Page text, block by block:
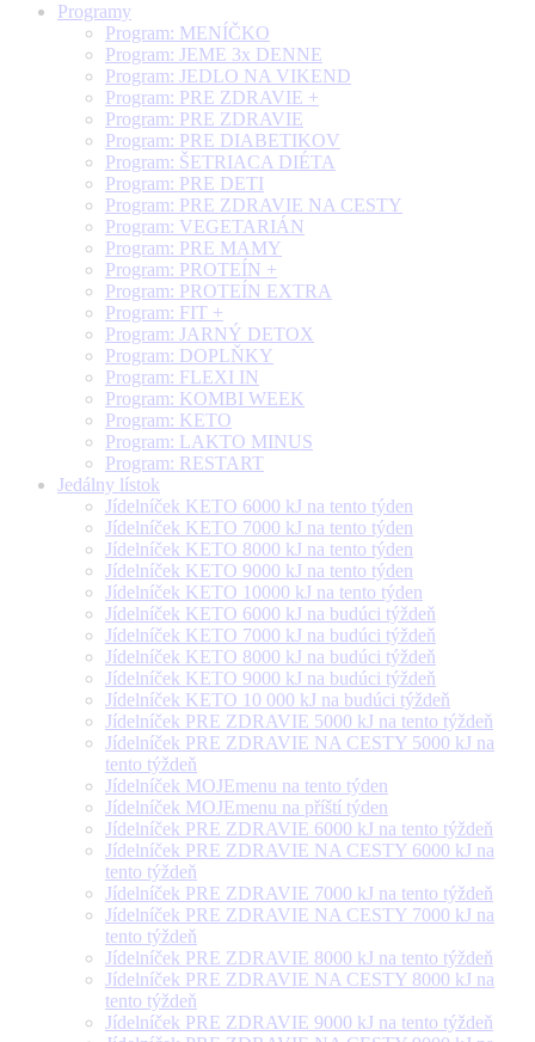
Programy
Program: MENÍČKO
Program: JEME 3x DENNE
Program: JEDLO NA VIKEND
Program: PRE ZDRAVIE +
Program: PRE ZDRAVIE
Program: PRE DIABETIKOV
Program: ŠETRIACA DIÉTA
Program: PRE DETI
Program: PRE ZDRAVIE NA CESTY
Program: VEGETARIÁN
Program: PRE MAMY
Program: PROTEÍN +
Program: PROTEÍN EXTRA
Program: FIT +
Program: JARNÝ DETOX
Program: DOPLŇKY
Program: FLEXI IN
Program: KOMBI WEEK
Program: KETO
Program: LAKTO MINUS
Program: RESTART
Jedálny lístok
Jídelníček KETO 6000 kJ na tento týden
Jídelníček KETO 7000 kJ na tento týden
Jídelníček KETO 8000 kJ na tento týden
Jídelníček KETO 9000 kJ na tento týden
Jídelníček KETO 10000 kJ na tento týden
Jídelníček KETO 6000 kJ na budúci týždeň
Jídelníček KETO 7000 kJ na budúci týždeň
Jídelníček KETO 8000 kJ na budúci týždeň
Jídelníček KETO 9000 kJ na budúci týždeň
Jídelníček KETO 10 000 kJ na budúci týždeň
Jídelníček PRE ZDRAVIE 5000 kJ na tento týždeň
Jídelníček PRE ZDRAVIE NA CESTY 5000 kJ na
tento týždeň
Jídelníček MOJEmenu na tento týden
Jídelníček MOJEmenu na příští týden
Jídelníček PRE ZDRAVIE 6000 kJ na tento týždeň
Jídelníček PRE ZDRAVIE NA CESTY 6000 kJ na
tento týždeň
Jídelníček PRE ZDRAVIE 7000 kJ na tento týždeň
Jídelníček PRE ZDRAVIE NA CESTY 7000 kJ na
tento týždeň
Jídelníček PRE ZDRAVIE 8000 kJ na tento týždeň
Jídelníček PRE ZDRAVIE NA CESTY 8000 kJ na
tento týždeň
Jídelníček PRE ZDRAVIE 9000 kJ na tento týždeň